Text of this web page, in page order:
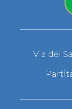
Via dei